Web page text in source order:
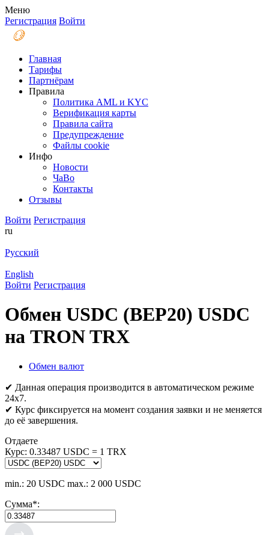
Меню
Регистрация Войти
Главная
Тарифы
Партнёрам
Правила
Политика AML и KYC
Верификация карты
Правила сайта
Предупреждение
Файлы coоkie
Инфо
Новости
ЧаВо
Контакты
Отзывы
Войти Регистрация
ru
Русский
English
Войти Регистрация
Обмен USDC (BEP20) USDC
на TRON TRX
Обмен валют
✔ Данная операция производится в автоматическом режиме
24х7.
✔ Курс фиксируется на момент создания заявки и не меняется
до её завершения.
Отдаете
Курс: 0.33487 USDC = 1 TRX
min.: 20 USDC max.: 2 000 USDC
Сумма*: